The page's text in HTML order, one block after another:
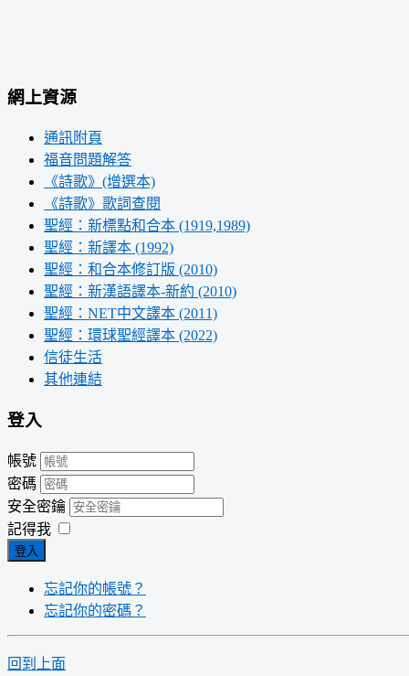
網上資源
通訊附頁
福音問題解答
《詩歌》(增選本)
《詩歌》歌詞查閱
聖經：新標點和合本 (1919,1989)
聖經：新譯本 (1992)
聖經：和合本修訂版 (2010)
聖經：新漢語譯本-新約 (2010)
聖經：NET中文譯本 (2011)
聖經：環球聖經譯本 (2022)
信徒生活
其他連結
登入
帳號
密碼
安全密鑰
記得我
登入
忘記你的帳號？
忘記你的密碼？
回到上面